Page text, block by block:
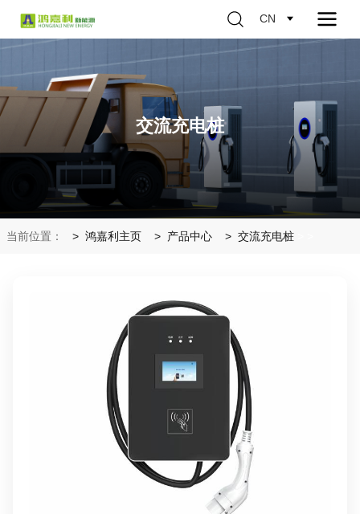
CN
交流充电桩
当前位置： 鸿嘉利主页 产品中心 交流充电桩